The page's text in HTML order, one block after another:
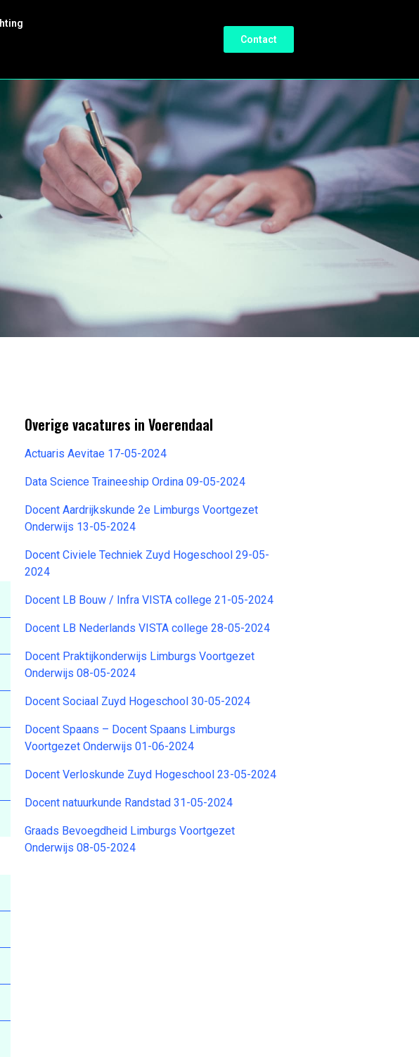
Contact
Overige vacatures in Voerendaal
Actuaris Aevitae 17-05-2024
Data Science Traineeship Ordina 09-05-2024
Docent Aardrijkskunde 2e Limburgs Voortgezet
Onderwijs 13-05-2024
Docent Civiele Techniek Zuyd Hogeschool 29-05-
2024
Docent LB Bouw / Infra VISTA college 21-05-2024
Docent LB Nederlands VISTA college 28-05-2024
Docent Praktijkonderwijs Limburgs Voortgezet
Onderwijs 08-05-2024
Docent Sociaal Zuyd Hogeschool 30-05-2024
Docent Spaans – Docent Spaans Limburgs
Voortgezet Onderwijs 01-06-2024
Docent Verloskunde Zuyd Hogeschool 23-05-2024
Docent natuurkunde Randstad 31-05-2024
Graads Bevoegdheid Limburgs Voortgezet
Onderwijs 08-05-2024